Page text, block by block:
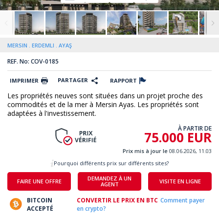
MERSIN ERDEMLI AYAŞ
REF. No: COV-0185
IMPRIMER PARTAGER RAPPORT
Les propriétés neuves sont situées dans un projet proche des
commodités et de la mer à Mersin Ayas. Les propriétés sont
adaptées à l'investissement.
À PARTIR DE
75.000 EUR
Prix mis à jour le 08.06.2026, 11.03
FAIRE UNE OFFRE
DEMANDEZ À UN
AGENT
VISITE EN LIGNE
Pourquoi différents prix sur différents sites?
BITCOIN
ACCEPTÉ
CONVERTIR LE PRIX EN BTC Comment payer
en crypto?